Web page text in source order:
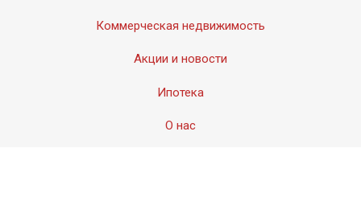
Коммерческая недвижимость
Акции и новости
Ипотека
О нас